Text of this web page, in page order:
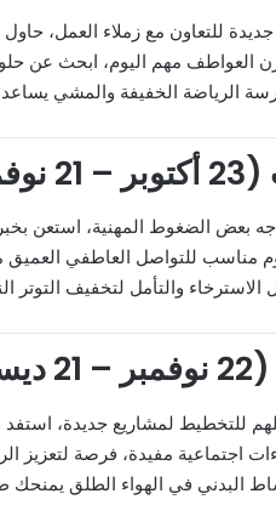
للتعاون مع زملاء العمل،
العواطف مهم اليوم، ابحث عن
الرياضة الخفيفة والمشي
بعض الضغوط المهنية، استعن
مناسب للتواصل العاطفي
الاسترخاء والتأمل لتخفيف التوتر
للتخطيط لمشاريع جديدة،
اجتماعية مفيدة، فرصة لتعزيز
البدني في الهواء الطلق يمنحك